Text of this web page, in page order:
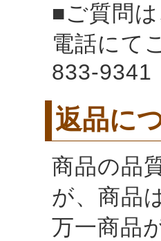
■ご質問は
電話にて
833-9341
返品に
商品の品
が、商品
万一商品